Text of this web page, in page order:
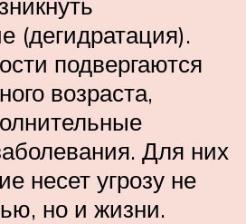
(дегидратация).
подвергаются
возраста,
Для них
несет угрозу не
но и жизни.